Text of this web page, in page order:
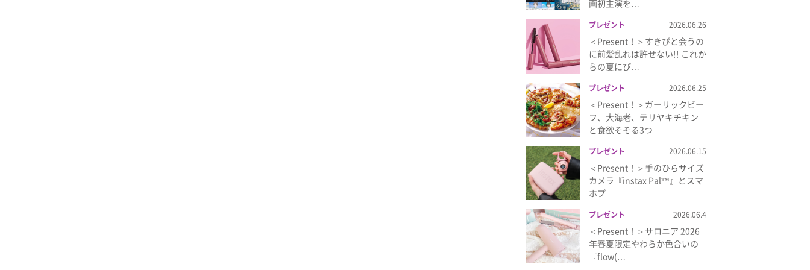
画初主演を…
プレゼント 2026.06.26
＜Present！＞すきぴと会うの
に前髪乱れは許せない!! これか
らの夏にぴ…
プレゼント 2026.06.25
＜Present！＞ガーリックビー
フ、大海老、テリヤキチキン
と食欲そそる3つ…
プレゼント 2026.06.15
＜Present！＞手のひらサイズ
カメラ『instax Pal™』とスマ
ホプ…
プレゼント 2026.06.4
＜Present！＞サロニア 2026
年春夏限定やわらか色合いの
『flow(…